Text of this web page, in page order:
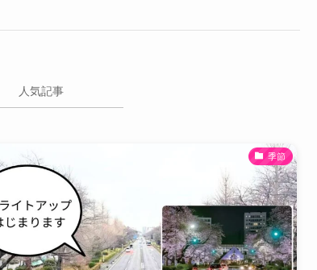
人気記事
季節